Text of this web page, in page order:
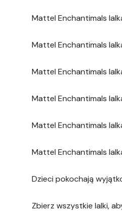
Mattel Enchantimals
Mattel Enchantimals
Mattel Enchantimals
Mattel Enchantimals
Mattel Enchantimals
Mattel Enchantimals
Dzieci pokochają
Zbierz wszystkie lalki,